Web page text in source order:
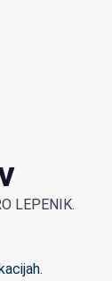
LEPENIK.